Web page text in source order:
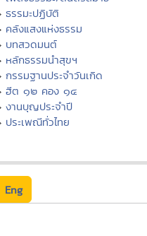
ธรรมะปฏิบัติ
คลังแสงแห่งธรรม
บทสวดมนต์
หลักธรรมนำสุขฯ
กรรมฐานประจำวันเกิด
ฮีต ๑๒ คอง ๑๔
งานบุญประจำปี
ประเพณีทั่วไทย
Eng